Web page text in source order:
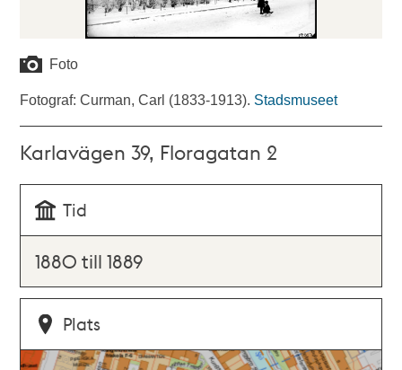
Foto
Fotograf: Curman, Carl (1833-1913). Stadsmuseet
Karlavägen 39, Floragatan 2
Tid
1880 till 1889
Plats